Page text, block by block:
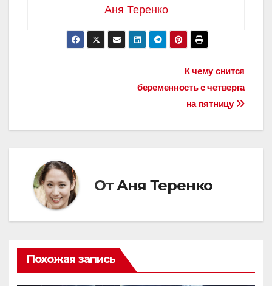
Аня Теренко
записям
К чему снится
беременность с четверга
на пятницу
ОтАня Теренко
Похожая запись